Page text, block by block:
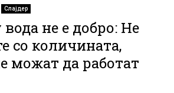
Слајдер
не е добро: Не
со количината,
можат да работат